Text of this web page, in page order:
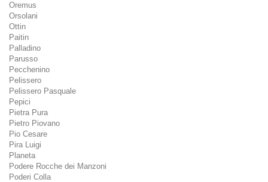
Oremus
Orsolani
Ottin
Paitin
Palladino
Parusso
Pecchenino
Pelissero
Pelissero Pasquale
Pepici
Pietra Pura
Pietro Piovano
Pio Cesare
Pira Luigi
Planeta
Podere Rocche dei Manzoni
Poderi Colla